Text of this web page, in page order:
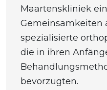
Maartenskliniek
Gemeinsamkeiten
spezialisierte
die in ihren
bevorzugten.